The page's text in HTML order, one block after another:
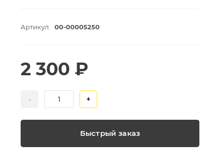
Артикул: 00-00005250
- +
2 300 ₽
Быстрый заказ